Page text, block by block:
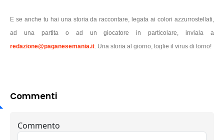
E se anche tu hai una storia da raccontare, legata ai colori azzurrostellati,
ad una partita o ad un giocatore in particolare, inviala a
redazione@paganesemania.it. Una storia al giorno, toglie il virus di torno!
Commenti